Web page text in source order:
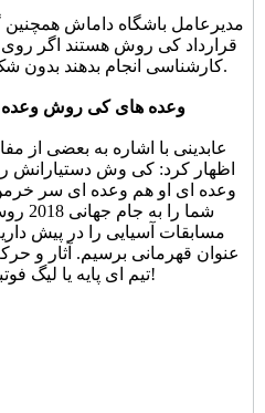
مدیرعامل باشگاه داماش
قرارداد کی روش هستند اگر
کارشناسی انجام بدهند بدون شک نظرشان تغییر خواهد کرد.
وعده های کی روش
عابدینی با اشاره به بعضی از
اظهار کرد: کی وش دستیارانش
وعده ای او هم وعده ای سر
شما
مسابقات آسیایی را در پیش
عنوان قهرمانی برسیم. آثار و
تیم ای پایه یا لیگ فوتبال هم نمی*بینیم!